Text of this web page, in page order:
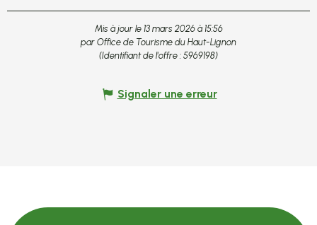
Mis à jour le 13 mars 2026 à 15:56
par Office de Tourisme du Haut-Lignon
(Identifiant de l'offre : 5969198)
Signaler une erreur